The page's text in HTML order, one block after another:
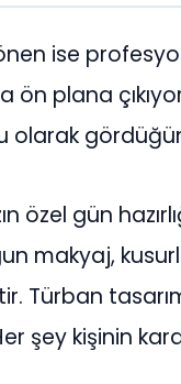
ise
ön plana
olarak
özel gün
makyaj,
Türban
şey kişinin